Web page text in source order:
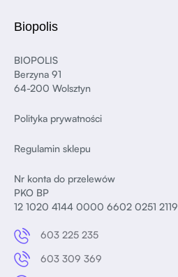
Biopolis
BIOPOLIS
Berzyna 91
64-200 Wolsztyn
Polityka prywatności
Regulamin sklepu
Nr konta do przelewów
PKO BP
12 1020 4144 0000 6602 0251 2119
603 225 235
603 309 369